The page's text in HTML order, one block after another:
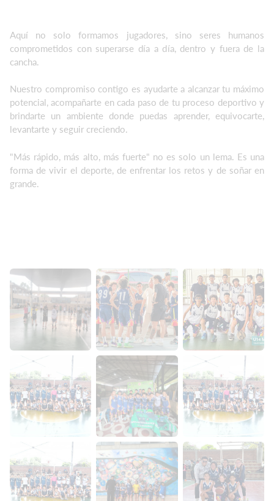
Aquí no solo formamos jugadores, sino seres humanos
comprometidos con superarse día a día, dentro y fuera de la
cancha.
Nuestro compromiso contigo es ayudarte a alcanzar tu máximo
potencial, acompañarte en cada paso de tu proceso deportivo y
brindarte un ambiente donde puedas aprender, equivocarte,
levantarte y seguir creciendo.
"Más rápido, más alto, más fuerte" no es solo un lema. Es una
forma de vivir el deporte, de enfrentar los retos y de soñar en
grande.